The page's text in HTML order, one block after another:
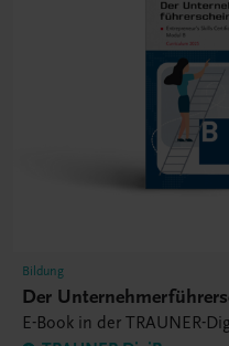
Bildung
Der
E-Book in der TRAUNER-